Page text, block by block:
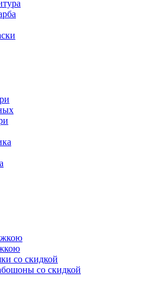
со скидкой
со скидкой